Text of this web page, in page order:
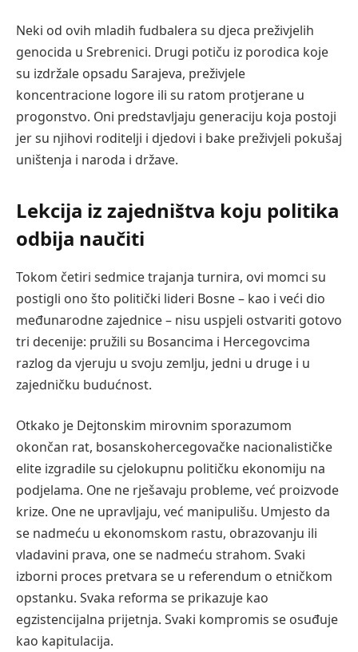
Neki od ovih mladih fudbalera su djeca preživjelih
genocida u Srebrenici. Drugi potiču iz porodica koje
su izdržale opsadu Sarajeva, preživjele
koncentracione logore ili su ratom protjerane u
progonstvo. Oni predstavljaju generaciju koja postoji
jer su njihovi roditelji i djedovi i bake preživjeli pokušaj
uništenja i naroda i države.
Lekcija iz zajedništva koju politika
odbija naučiti
Tokom četiri sedmice trajanja turnira, ovi momci su
postigli ono što politički lideri Bosne – kao i veći dio
međunarodne zajednice – nisu uspjeli ostvariti gotovo
tri decenije: pružili su Bosancima i Hercegovcima
razlog da vjeruju u svoju zemlju, jedni u druge i u
zajedničku budućnost.
Otkako je Dejtonskim mirovnim sporazumom
okončan rat, bosanskohercegovačke nacionalističke
elite izgradile su cjelokupnu političku ekonomiju na
podjelama. One ne rješavaju probleme, već proizvode
krize. One ne upravljaju, već manipulišu. Umjesto da
se nadmeću u ekonomskom rastu, obrazovanju ili
vladavini prava, one se nadmeću strahom. Svaki
izborni proces pretvara se u referendum o etničkom
opstanku. Svaka reforma se prikazuje kao
egzistencijalna prijetnja. Svaki kompromis se osuđuje
kao kapitulacija.